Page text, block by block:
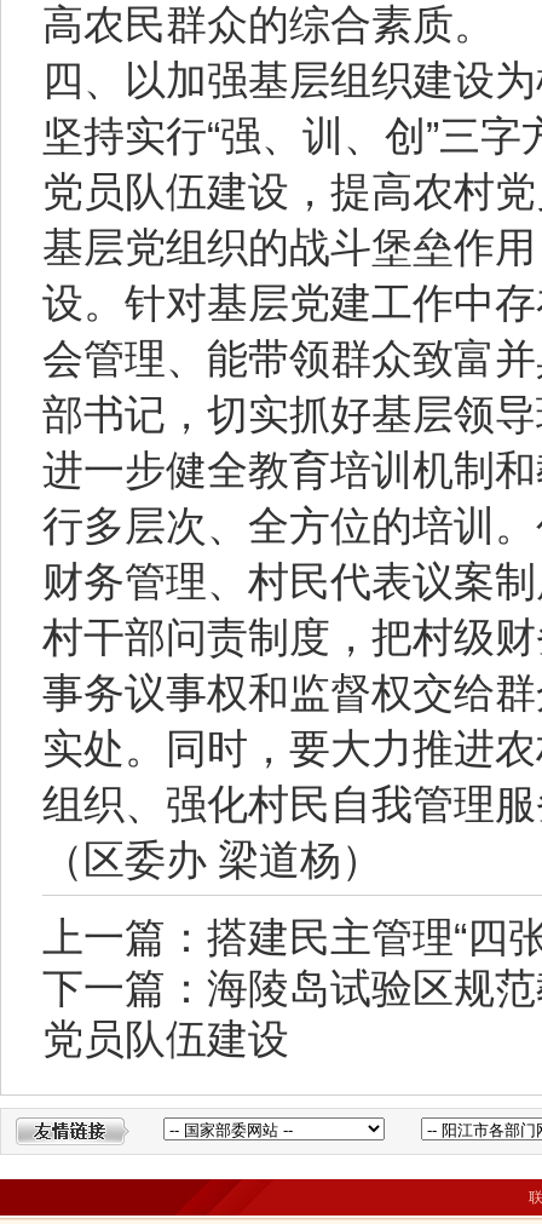
高农民群众的综合素质。
四、以加强基层组织建设
坚持实行“强、训、创”三
党员队伍建设，提高农村
基层党组织的战斗堡垒作
设。针对基层党建工作中
会管理、能带领群众致富
部书记，切实抓好基层领
进一步健全教育培训机制
行多层次、全方位的培训
财务管理、村民代表议案
村干部问责制度，把村级
事务议事权和监督权交给
实处。同时，要大力推进
组织、强化村民自我管理
（区委办 梁道杨）
上一篇：搭建民主管理“四
下一篇：海陵岛试验区规
党员队伍建设